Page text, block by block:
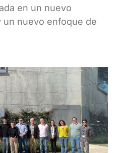
en un nuevo
un nuevo enfoque de